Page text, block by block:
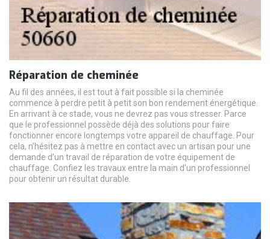
Réparation de cheminée
Au fil des années, il est tout à fait possible si la cheminée
commence à perdre petit à petit son bon rendement énergétique.
En arrivant à ce stade, vous ne devrez pas vous stresser. Parce
que le professionnel possède déjà des solutions pour faire
fonctionner encore longtemps votre appareil de chauffage. Pour
cela, n’hésitez pas à mettre en contact avec un artisan pour une
demande d’un travail de réparation de votre équipement de
chauffage. Confiez les travaux entre la main d’un professionnel
pour obtenir un résultat durable.